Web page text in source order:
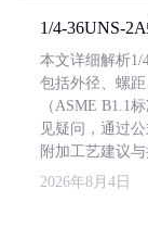
1/4-36UNS-
本文详细解析1/
包括外径、螺
（ASME B1.1
见疑问，通过
附加工艺建议与
2026年8月4日